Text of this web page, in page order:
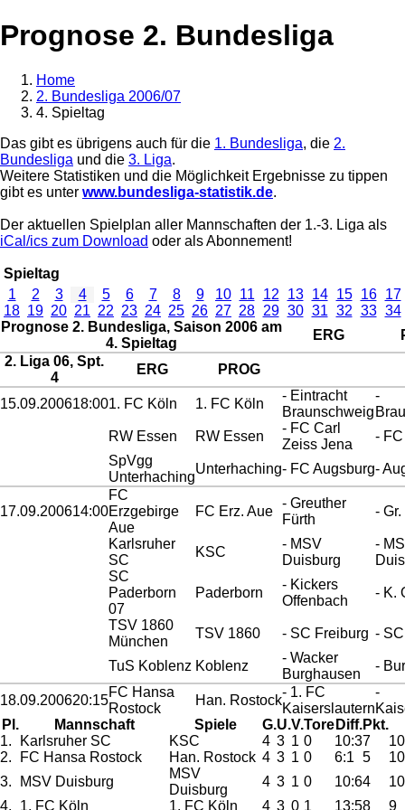
Prognose 2. Bundesliga
Home
2. Bundesliga 2006/07
4. Spieltag
Das gibt es übrigens auch für die 1. Bundesliga, die 2.
Bundesliga und die 3. Liga.
Weitere Statistiken und die Möglichkeit Ergebnisse zu tippen
gibt es unter www.bundesliga-statistik.de.
Der aktuellen Spielplan aller Mannschaften der 1.-3. Liga als
iCal/ics zum Download oder als Abonnement!
Spieltag
1
2 3 4 5 6 7 8 9 10 11 12 13 14 15 16
17
18 19 20 21 22 23 24 25 26 27 28 29 30 31 32 33 34
Prognose 2. Bundesliga, Saison 2006 am
4. Spieltag
ERG
2. Liga 06, Spt.
4
ERG PROG
15.09.200618:001. FC Köln 1. FC Köln
- Eintracht
Braunschweig
-
RW Essen
RW Essen
- FC Carl
Zeiss Jena
-
SpVgg
Unterhaching
Unterhaching- FC Augsburg-
17.09.200614:00
FC
Erzgebirge
Aue
FC Erz. Aue
- Greuther
Fürth
-
Karlsruher
SC
KSC
- MSV
Duisburg
-
SC
Paderborn
07
Paderborn
- Kickers
Offenbach
- K.
TSV 1860
München
TSV 1860 - SC Freiburg -
TuS Koblenz Koblenz
- Wacker
Burghausen
-
18.09.200620:15
FC Hansa
Rostock
Han. Rostock
- 1. FC
Kaiserslautern
-
Pl.
Mannschaft Spiele G.U.V.Tore Diff. Pkt.
1.
Karlsruher SC KSC 4 3 1 0 10:37
10
2.
FC Hansa Rostock Han. Rostock 4 3 1 0 6:1 5
10
3.
MSV Duisburg
MSV
Duisburg
4 3 1 0 10:64
10
4.
1. FC Köln 1. FC Köln 4 3 0 1 13:58 9